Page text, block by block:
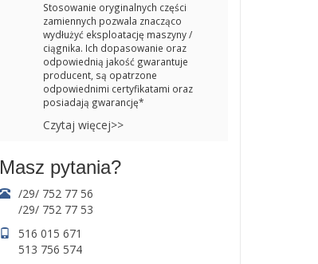
Stosowanie oryginalnych części
zamiennych pozwala znacząco
wydłużyć eksploatację maszyny /
ciągnika. Ich dopasowanie oraz
odpowiednią jakość gwarantuje
producent, są opatrzone
odpowiednimi certyfikatami oraz
posiadają gwarancję*
Czytaj więcej>>
Masz pytania?
/29/ 752 77 56
/29/ 752 77 53
516 015 671
513 756 574